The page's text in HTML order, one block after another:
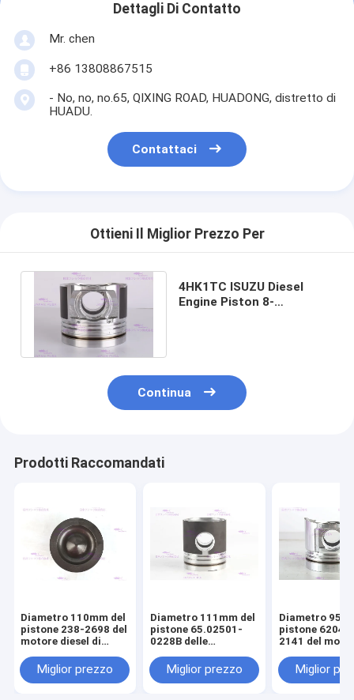
Dettagli Di Contatto
Mr. chen
+86 13808867515
- No, no, no.65, QIXING ROAD, HUADONG, distretto di
HUADU.
Contattaci
Ottieni Il Miglior Prezzo Per
4HK1TC ISUZU Diesel
Engine Piston 8-
Continua
Prodotti Raccomandati
Diametro 110mm del
pistone 238-2698 del
motore diesel di
Miglior prezzo
Diametro 111mm del
pistone 65.02501-
0228B delle
motore di DOOSAN
DE08T
Miglior prezzo
Diametro
pistone 6204-
2141 del
S4D95LE-2
Miglior